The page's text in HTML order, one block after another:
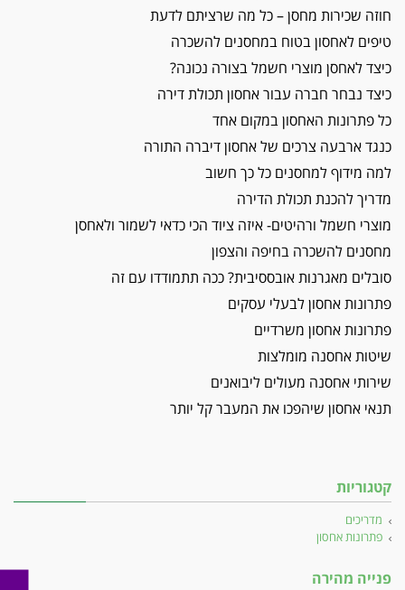
חוזה שכירות מחסן – כל מה שרציתם לדעת
טיפים לאחסון בטוח במחסנים להשכרה
כיצד לאחסן מוצרי חשמל בצורה נכונה?
כיצד נבחר חברה עבור אחסון תכולת דירה
כל פתרונות האחסון במקום אחד
כנגד ארבעה צרכים של אחסון דיברה התורה
למה מידוף למחסנים כל כך חשוב
מדריך להכנת תכולת הדירה
מוצרי חשמל ורהיטים- איזה ציוד הכי כדאי לשמור ולאחסן
מחסנים להשכרה בחיפה והצפון
סובלים מאגרנות אובססיבית? ככה תתמודדו עם זה
פתרונות אחסון לבעלי עסקים
פתרונות אחסון משרדיים
שיטות אחסנה מומלצות
שירותי אחסנה מעולים ליבואנים
תנאי אחסון שיהפכו את המעבר קל יותר
קטגוריות
מדריכים
פתרונות אחסון
פנייה מהירה